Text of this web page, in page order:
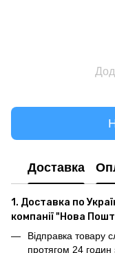
Доставка
1. Доставка по
компанії "Нова
Відправка товару
протягом 24